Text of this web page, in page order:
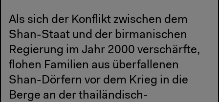
Als sich der Konflikt zwischen dem
Shan-Staat und der birmanischen
Regierung im Jahr 2000 verschärfte,
flohen Familien aus überfallenen
Shan-Dörfern vor dem Krieg in die
Berge an der thailändisch-